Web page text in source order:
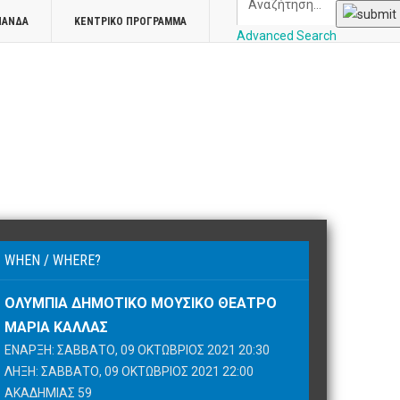
ΚΕΝΤΡΙΚΌ ΠΡΌΓΡΑΜΜΑ
Advanced Search
WHEN / WHERE?
ΟΛΎΜΠΙΑ ΔΗΜΟΤΙΚΌ ΜΟΥΣΙΚΌ ΘΈΑΤΡΟ
ΜΑΡΊΑ ΚΆΛΛΑΣ
ΈΝΑΡΞΗ: ΣΆΒΒΑΤΟ, 09 ΟΚΤΏΒΡΙΟΣ 2021 20:30
ΛΉΞΗ: ΣΆΒΒΑΤΟ, 09 ΟΚΤΏΒΡΙΟΣ 2021 22:00
ΑΚΑΔΗΜΊΑΣ 59